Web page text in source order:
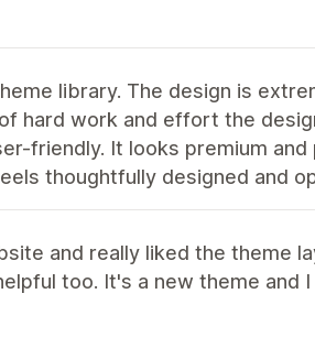
library. The design is
hard work and effort the
friendly. It looks premium and
thoughtfully designed and
and really liked the theme
too. It's a new theme and